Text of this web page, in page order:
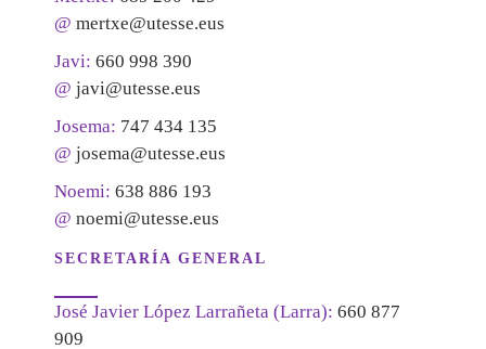
@ mertxe@utesse.eus
Javi: 660 998 390
@ javi@utesse.eus
Josema: 747 434 135
@ josema@utesse.eus
Noemi: 638 886 193
@ noemi@utesse.eus
SECRETARÍA GENERAL
José Javier López Larrañeta (Larra): 660 877
909